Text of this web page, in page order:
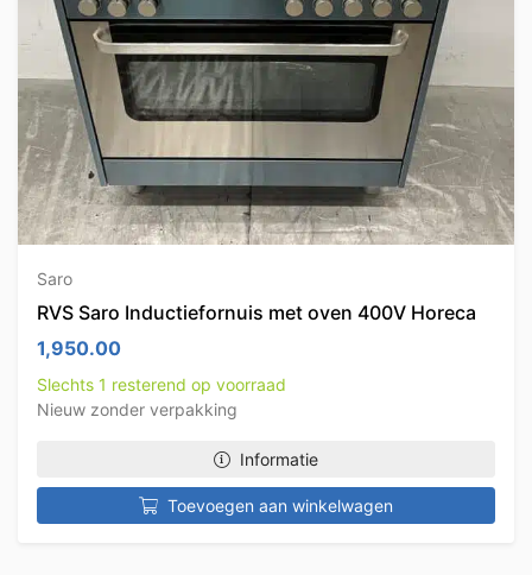
Saro
RVS Saro Inductiefornuis met oven 400V Horeca
1,950.00
Slechts 1 resterend op voorraad
Nieuw zonder verpakking
Informatie
Toevoegen aan winkelwagen